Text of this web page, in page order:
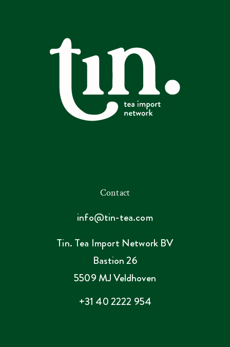
Contact
info@tin-tea.com
Tin. Tea Import Network BV
Bastion 26
5509 MJ Veldhoven
+31 40 2222 954